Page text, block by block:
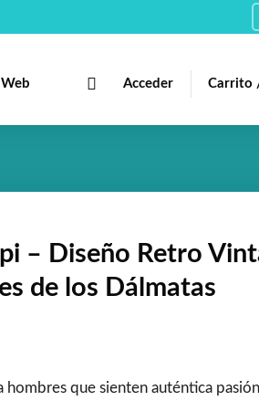
Acceder
– Diseño Retro
de los Dálmatas
hombres que sienten auténtica